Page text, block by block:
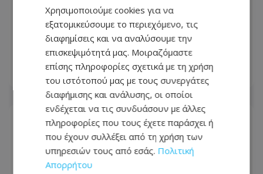
ΥΠΕΞ Ιράν: Δεν θα γίνουν συνομιλίες
με τις ΗΠΑ όσο παραβιάζεται η
μεταβατική συμφωνία
09.08.2026 - 18:29
Χρησιμοποιούμε cookies για να
εξατομικεύσουμε το περιεχόμενο, τις
διαφημίσεις και να αναλύσουμε την
επισκεψιμότητά μας. Μοιραζόμαστε
επίσης πληροφορίες σχετικά με τη χρήση
του ιστότοπού μας με τους συνεργάτες
διαφήμισης και ανάλυσης, οι οποίοι
ενδέχεται να τις συνδυάσουν με άλλες
πληροφορίες που τους έχετε παράσχει ή
που έχουν συλλέξει από τη χρήση των
υπηρεσιών τους από εσάς. Πολιτική
Απορρήτου